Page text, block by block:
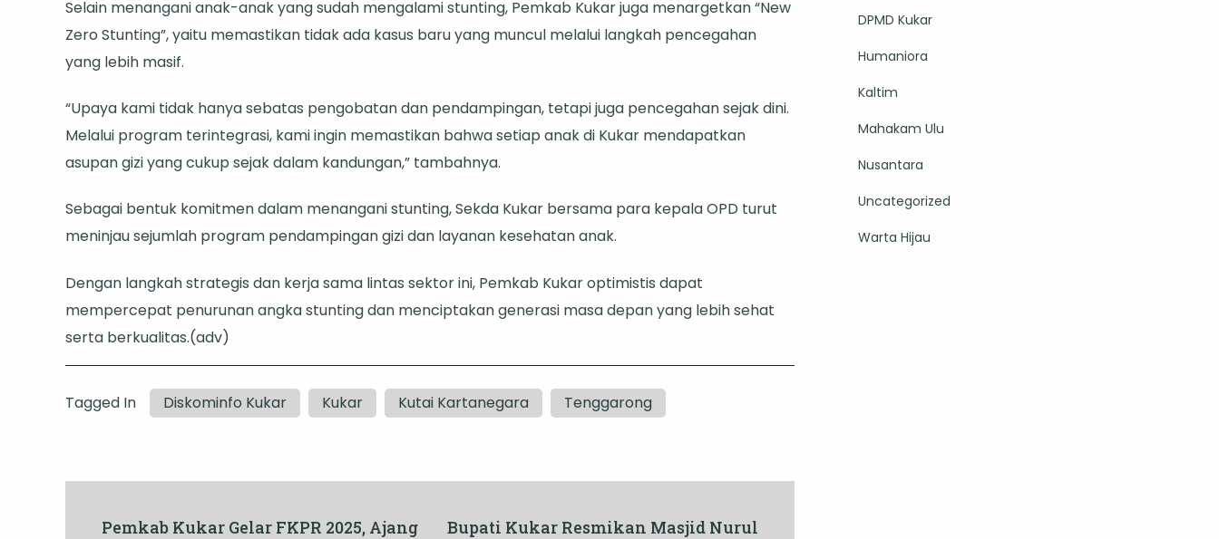
Selain menangani anak-anak yang sudah mengalami stunting, Pemkab Kukar juga menargetkan “New
Zero Stunting”, yaitu memastikan tidak ada kasus baru yang muncul melalui langkah pencegahan
yang lebih masif.
“Upaya kami tidak hanya sebatas pengobatan dan pendampingan, tetapi juga pencegahan sejak dini.
Melalui program terintegrasi, kami ingin memastikan bahwa setiap anak di Kukar mendapatkan
asupan gizi yang cukup sejak dalam kandungan,” tambahnya.
Sebagai bentuk komitmen dalam menangani stunting, Sekda Kukar bersama para kepala OPD turut
meninjau sejumlah program pendampingan gizi dan layanan kesehatan anak.
Dengan langkah strategis dan kerja sama lintas sektor ini, Pemkab Kukar optimistis dapat
mempercepat penurunan angka stunting dan menciptakan generasi masa depan yang lebih sehat
serta berkualitas.(adv)
Tagged In Diskominfo Kukar Kukar Kutai Kartanegara Tenggarong
Post
Pemkab Kukar Gelar FKPR 2025, Ajang
Bupati Kukar Resmikan Masjid Nurul
DPMD Kukar
Humaniora
Kaltim
Mahakam Ulu
Nusantara
Uncategorized
Warta Hijau